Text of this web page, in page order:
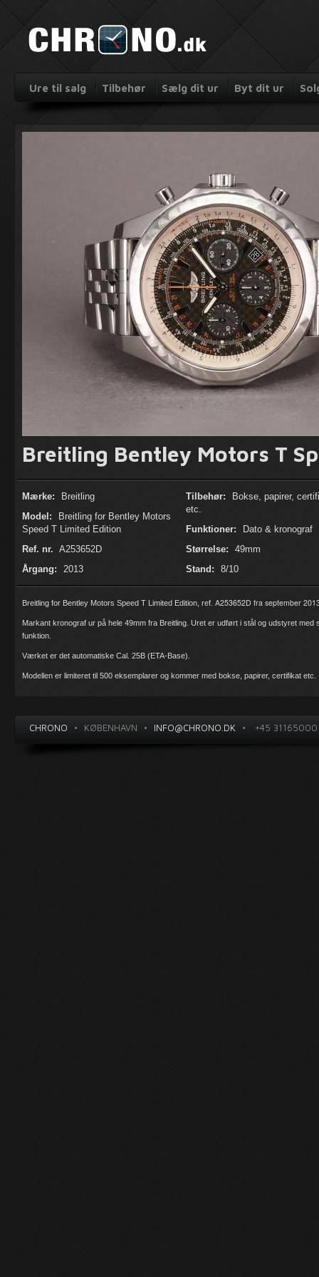
Ure til salg Tilbehør Sælg dit ur Byt dit ur
Breitling Bentley Motors T
Mærke:
Breitling
Model:
Breitling for Bentley Motors
Speed T Limited Edition
Ref. nr. A253652D
Årgang:
2013
Tilbehør:
Bokse, papirer,
etc.
Funktioner:
Dato & kronograf
Størrelse:
49mm
Stand:
8/10
Breitling for Bentley Motors Speed T Limited Edition, ref. A253652D fra september
Markant kronograf ur på hele 49mm fra Breitling. Uret er udført i stål og udstyret
funktion.
Værket er det automatiske Cal. 25B (ETA-Base).
Modellen er limiteret til 500 eksemplarer og kommer med bokse, papirer, certifikat etc.
CHRONO • KØBENHAVN • INFO@CHRONO.DK • +45 31165000